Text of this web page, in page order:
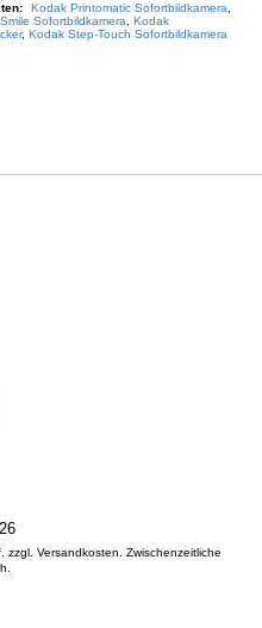
Kodak Printomatic Sofortbildkamera
Sofortbildkamera
Kodak
, Kodak Step-Touch Sofortbildkamera
Versandkosten. Zwischenzeitliche